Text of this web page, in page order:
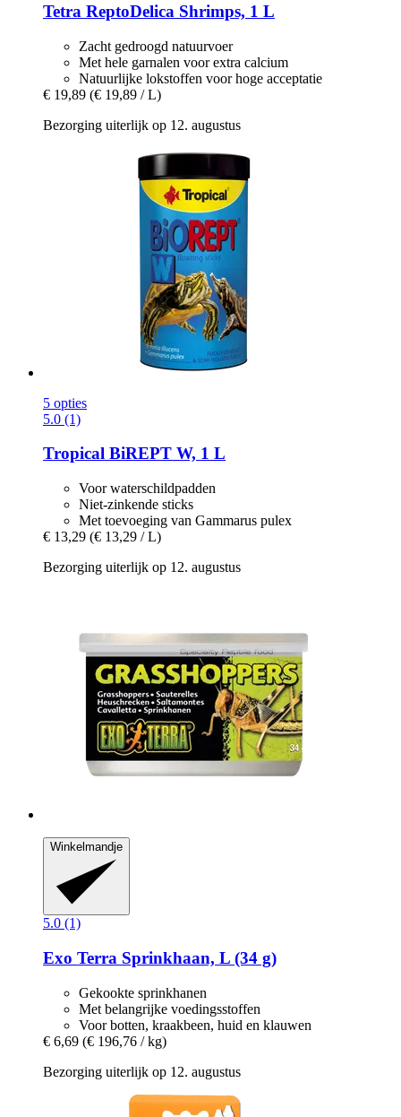
Tetra ReptoDelica Shrimps, 1 L
Zacht gedroogd natuurvoer
Met hele garnalen voor extra calcium
Natuurlijke lokstoffen voor hoge acceptatie
€ 19,89 (€ 19,89 / L)
Bezorging uiterlijk op 12. augustus
5 opties
5.0 (1)
Tropical BiREPT W, 1 L
Voor waterschildpadden
Niet-zinkende sticks
Met toevoeging van Gammarus pulex
€ 13,29 (€ 13,29 / L)
Bezorging uiterlijk op 12. augustus
Winkelmandje
5.0 (1)
Exo Terra Sprinkhaan, L (34 g)
Gekookte sprinkhanen
Met belangrijke voedingsstoffen
Voor botten, kraakbeen, huid en klauwen
€ 6,69 (€ 196,76 / kg)
Bezorging uiterlijk op 12. augustus